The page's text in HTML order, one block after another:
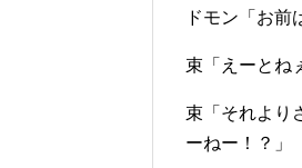
ドモン「お前
束「えーとね
束「それより
ーねー！？」